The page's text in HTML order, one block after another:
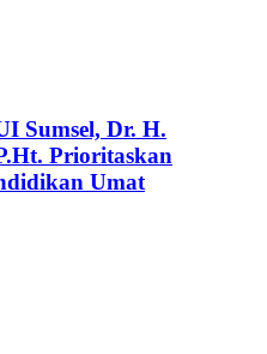
Sumsel, Dr. H.
Prioritaskan
Umat